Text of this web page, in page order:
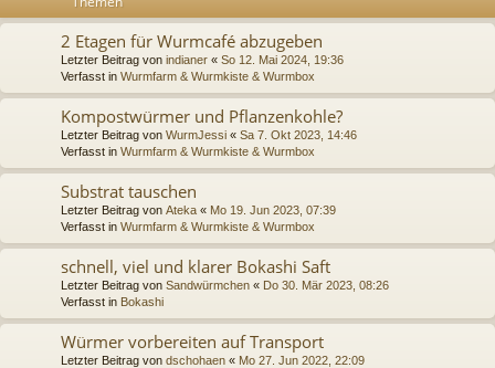
2 Etagen für Wurmcafé abzugeben
Letzter Beitrag von indianer « So 12. Mai 2024, 19:36
Verfasst in Wurmfarm & Wurmkiste & Wurmbox
Kompostwürmer und Pflanzenkohle?
Letzter Beitrag von WurmJessi « Sa 7. Okt 2023, 14:46
Verfasst in Wurmfarm & Wurmkiste & Wurmbox
Substrat tauschen
Letzter Beitrag von Ateka « Mo 19. Jun 2023, 07:39
Verfasst in Wurmfarm & Wurmkiste & Wurmbox
schnell, viel und klarer Bokashi Saft
Letzter Beitrag von Sandwürmchen « Do 30. Mär 2023, 08:26
Verfasst in Bokashi
Würmer vorbereiten auf Transport
Letzter Beitrag von dschohaen « Mo 27. Jun 2022, 22:09